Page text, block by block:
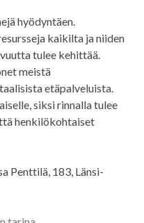
hyödyntäen.
kaikilta ja niiden
tulee kehittää.
meistä
etäpalveluista.
siksi rinnalla tulee
henkilökohtaiset
Penttilä, 183, Länsi-